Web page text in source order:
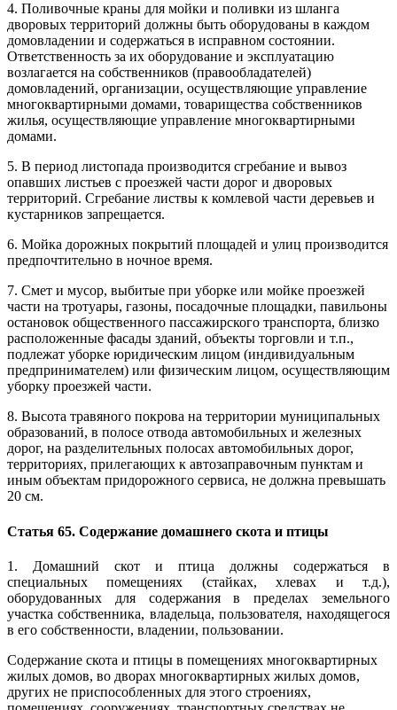
4. Поливочные краны для мойки и поливки из шланга
дворовых территорий должны быть оборудованы в каждом
домовладении и содержаться в исправном состоянии.
Ответственность за их оборудование и эксплуатацию
возлагается на собственников (правообладателей)
домовладений, организации, осуществляющие управление
многоквартирными домами, товарищества собственников
жилья, осуществляющие управление многоквартирными
домами.
5. В период листопада производится сгребание и вывоз
опавших листьев с проезжей части дорог и дворовых
территорий. Сгребание листвы к комлевой части деревьев и
кустарников запрещается.
6. Мойка дорожных покрытий площадей и улиц производится
предпочтительно в ночное время.
7. Смет и мусор, выбитые при уборке или мойке проезжей
части на тротуары, газоны, посадочные площадки, павильоны
остановок общественного пассажирского транспорта, близко
расположенные фасады зданий, объекты торговли и т.п.,
подлежат уборке юридическим лицом (индивидуальным
предпринимателем) или физическим лицом, осуществляющим
уборку проезжей части.
8. Высота травяного покрова на территории муниципальных
образований, в полосе отвода автомобильных и железных
дорог, на разделительных полосах автомобильных дорог,
территориях, прилегающих к автозаправочным пунктам и
иным объектам придорожного сервиса, не должна превышать
20 см.
Статья 65. Содержание домашнего скота и птицы
1. Домашний скот и птица должны содержаться в
специальных помещениях (стайках, хлевах и т.д.),
оборудованных для содержания в пределах земельного
участка собственника, владельца, пользователя, находящегося
в его собственности, владении, пользовании.
Содержание скота и птицы в помещениях многоквартирных
жилых домов, во дворах многоквартирных жилых домов,
других не приспособленных для этого строениях,